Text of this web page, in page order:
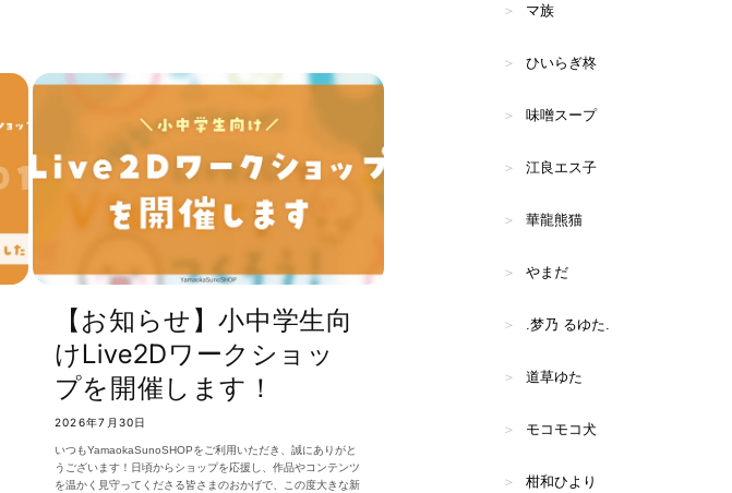
マ族
ひいらぎ柊
味噌スープ
江良エス子
華龍熊猫
やまだ
.梦乃 るゆた.
道草ゆた
モコモコ犬
柑和ひより
【お知らせ】小中学生向
けLive2Dワークショッ
プを開催します！
2026年7月30日
いつもYamaokaSunoSHOPをご利用いただき、誠にありがと
うございます！日頃からショップを応援し、作品やコンテンツ
を温かく見守ってくださる皆さまのおかげで、この度大きな新